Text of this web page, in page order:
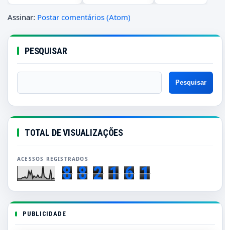
Assinar: Postar comentários (Atom)
PESQUISAR
TOTAL DE VISUALIZAÇÕES
8 8 2 1 6 1
PUBLICIDADE